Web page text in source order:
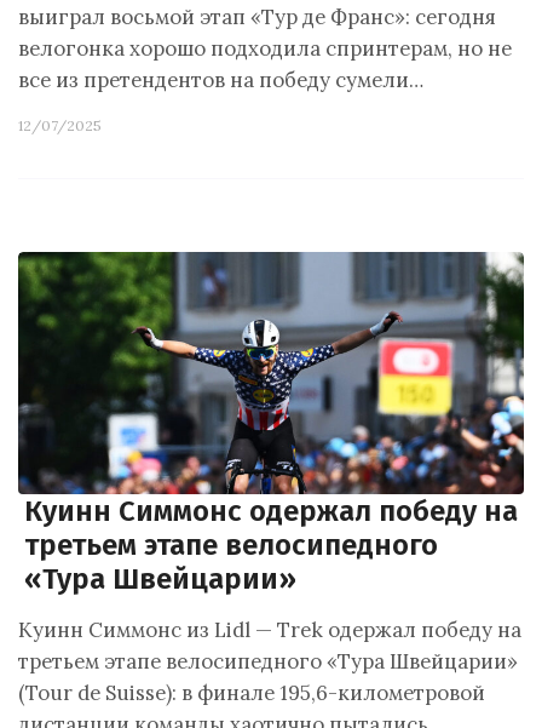
выиграл восьмой этап «Тур де Франс»: сегодня
велогонка хорошо подходила спринтерам, но не
все из претендентов на победу сумели…
12/07/2025
Куинн Симмонс одержал победу на
третьем этапе велосипедного
«Тура Швейцарии»
Куинн Симмонс из Lidl — Trek одержал победу на
третьем этапе велосипедного «Тура Швейцарии»
(Tour de Suisse): в финале 195,6-километровой